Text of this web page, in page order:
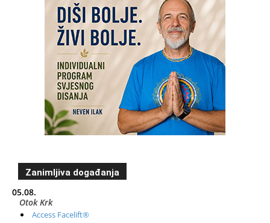
Zanimljiva događanja
05.08.
Otok Krk
Access Facelift®